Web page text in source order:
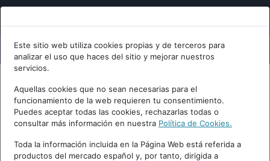
Este sitio web utiliza cookies propias y de terceros para
analizar el uso que haces del sitio y mejorar nuestros
servicios.
Aquellas cookies que no sean necesarias para el
funcionamiento de la web requieren tu consentimiento.
Puedes aceptar todas las cookies, rechazarlas todas o
consultar más información en nuestra Política de Cookies.
Toda la información incluida en la Página Web está referida a
productos del mercado español y, por tanto, dirigida a